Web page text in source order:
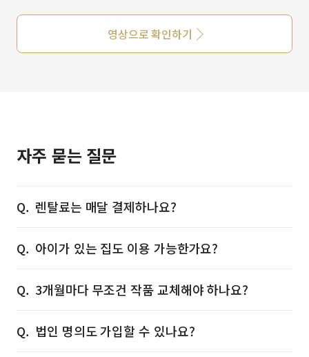
영상으로 확인하기
자주 묻는 질문
렌탈료는 매달 결제하나요?
아이가 있는 집도 이용 가능한가요?
3개월마다 무조건 작품 교체해야 하나요?
법인 명의도 가입할 수 있나요?